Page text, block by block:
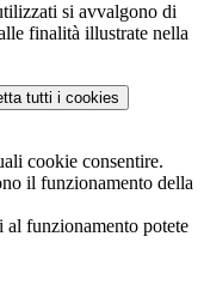
si avvalgono di
finalità illustrate nella
tutti i cookies
cookie consentire.
il funzionamento della
al funzionamento potete